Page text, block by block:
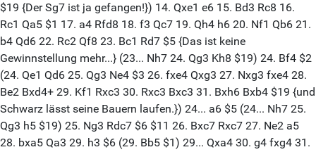
$19 {Der Sg7 ist ja gefangen!}) 14. Qxe1 e6 15. Bd3 Rc8 16.
Rc1 Qa5 $1 17. a4 Rfd8 18. f3 Qc7 19. Qh4 h6 20. Nf1 Qb6 21.
b4 Qd6 22. Rc2 Qf8 23. Bc1 Rd7 $5 {Das ist keine
Gewinnstellung mehr...} (23... Nh7 24. Qg3 Kh8 $19) 24. Bf4 $2
(24. Qe1 Qd6 25. Qg3 Ne4 $3 26. fxe4 Qxg3 27. Nxg3 fxe4 28.
Be2 Bxd4+ 29. Kf1 Rxc3 30. Rxc3 Bxc3 31. Bxh6 Bxb4 $19 {und
Schwarz lässt seine Bauern laufen.}) 24... a6 $5 (24... Nh7 25.
Qg3 h5 $19) 25. Ng3 Rdc7 $6 $11 26. Bxc7 Rxc7 27. Ne2 a5
28. bxa5 Qa3 29. h3 $6 (29. Bb5 $1) 29... Qxa4 30. g4 fxg4 31.